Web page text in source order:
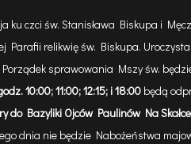
ku czci św. Stanisława Biskupa i
Parafii relikwię św. Biskupa.
Porządek sprawowania Mszy św.
10:00; 11:00; 12:15; i 18:00będą
do Bazyliki Ojców Paulinów Na
dnia nie będzie Nabożeństwa